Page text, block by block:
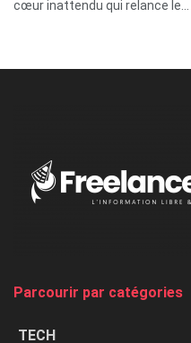
cœur inattendu qui relance le…
Parcourir par catégories
TECH